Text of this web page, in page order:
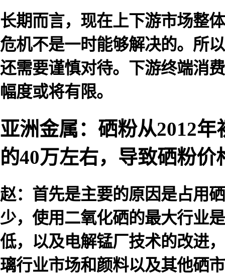
长期而言，现在上下游市场整
危机不是一时能够解决的。所
还需要谨慎对待。下游终端消
幅度或将有限。
亚洲金属：硒粉从2012
的40万左右，导致硒粉
赵：首先是主要的原因是占用
少，使用二氧化硒的最大行业
低，以及电解锰厂技术的改进
璃行业市场和颜料以及其他硒